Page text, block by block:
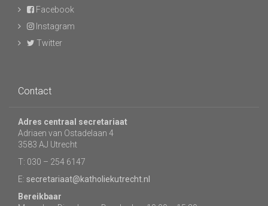
Facebook
Instagram
Twitter
Contact
Adres centraal secretariaat
Adriaen van Ostadelaan 4
3583 AJ Utrecht
T: 030 – 254 6147
E: secretariaat@katholiekutrecht.nl
Bereikbaar